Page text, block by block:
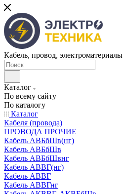
Кабель, провод, электроматериалы
Каталог
По всему сайту
По каталогу
Каталог
Кабеля (провода)
ПРОВОДА ПРОЧИЕ
Кабель АВБбШв(нг)
Кабель АВБбШв
Кабель АВБбШвнг
Кабель АВВГ(нг)
Кабель АВВГ
Кабель АВВГнг